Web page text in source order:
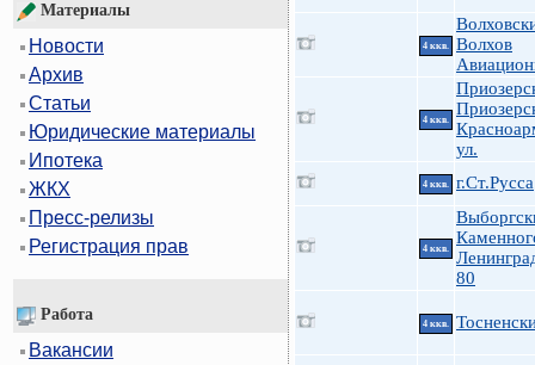
Материалы
Новости
Архив
Статьи
Юридические материалы
Ипотека
ЖКХ
Пресс-релизы
Регистрация прав
Работа
Вакансии
4 ккв.
Волхов
4 ккв.
ул.
4 ккв. г.Ст.Русса
4 ккв.
80
4 ккв.